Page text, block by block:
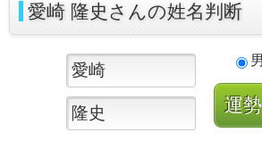
愛崎 隆史さんの姓名判断
男